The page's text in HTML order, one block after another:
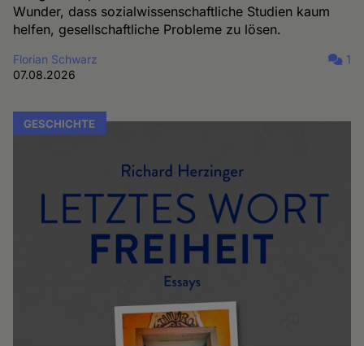
Wunder, dass sozialwissenschaftliche Studien kaum
helfen, gesellschaftliche Probleme zu lösen.
Florian Schwarz
07.08.2026
1
GESCHICHTE